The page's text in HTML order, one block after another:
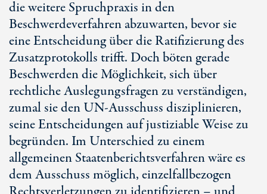
die weitere Spruchpraxis in den
Beschwerdeverfahren abzuwarten, bevor sie
eine Entscheidung über die Ratifizierung des
Zusatzprotokolls trifft. Doch böten gerade
Beschwerden die Möglichkeit, sich über
rechtliche Auslegungsfragen zu verständigen,
zumal sie den UN-Ausschuss disziplinieren,
seine Entscheidungen auf justiziable Weise zu
begründen. Im Unterschied zu einem
allgemeinen Staatenberichtsverfahren wäre es
dem Ausschuss möglich, einzelfallbezogen